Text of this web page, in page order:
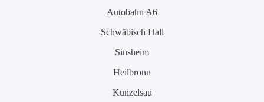
Autobahn A6
Schwäbisch Hall
Sinsheim
Heilbronn
Künzelsau